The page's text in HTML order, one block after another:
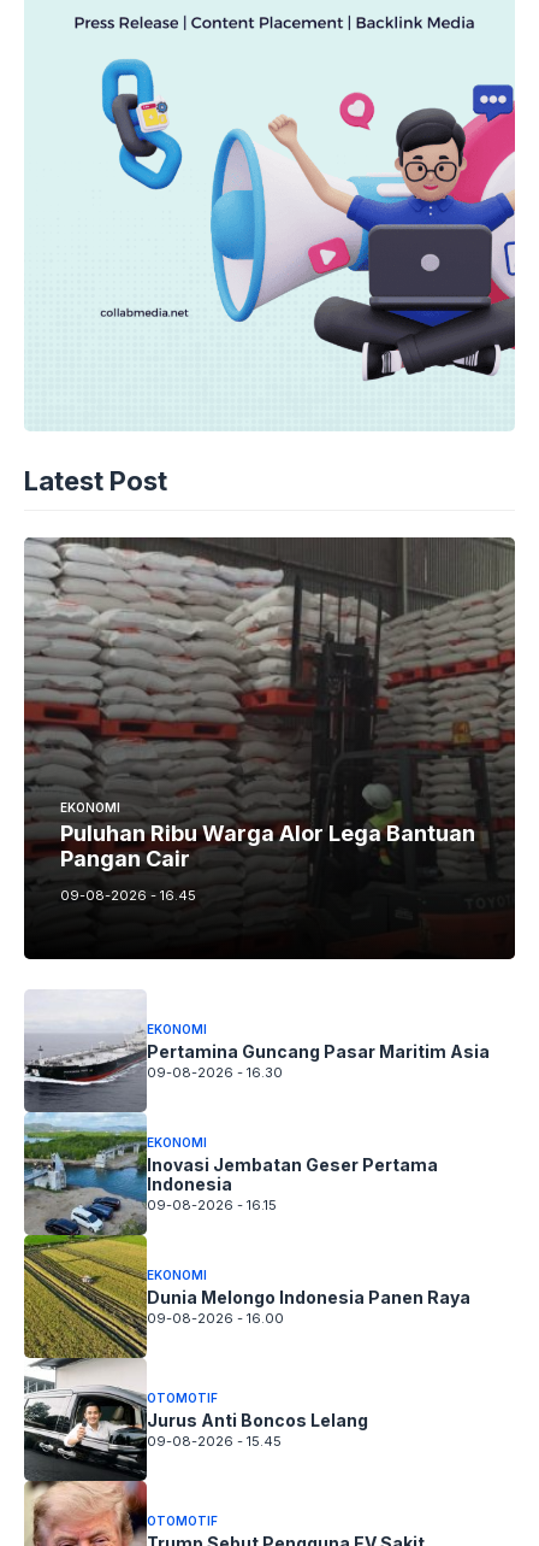
Latest Post
EKONOMI
Puluhan Ribu Warga Alor Lega Bantuan
Pangan Cair
09-08-2026 - 16.45
EKONOMI
Pertamina Guncang Pasar Maritim Asia
09-08-2026 - 16.30
EKONOMI
Inovasi Jembatan Geser Pertama
Indonesia
09-08-2026 - 16.15
EKONOMI
Dunia Melongo Indonesia Panen Raya
09-08-2026 - 16.00
OTOMOTIF
Jurus Anti Boncos Lelang
09-08-2026 - 15.45
OTOMOTIF